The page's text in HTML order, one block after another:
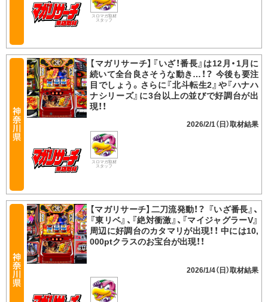
スロマガ取材
スタッフ
【マガリサーチ】『いざ！番長』は12月・1月に
続いて全台良さそうな動き…！？ 今後も要注
目でしょう。さらに『北斗転生2』や『ハナハ
ナシリーズ』に3台以上の並びで好調台が出
現！！
2026/2/1（日）
スロマガ取材
スタッフ
【マガリサーチ】二刀流発動！？ 『いざ番長』、
『東リベ』、『絶対衝激』、『マイジャグラーV』
周辺に好調台のカタマリが出現！！ 中には10,
000ptクラスのお宝台が出現！！
2026/1/4（日）